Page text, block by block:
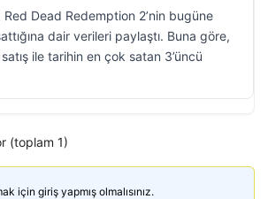
Red Dead Redemption 2’nin bugüne
dair verileri paylaştı. Buna göre,
ile tarihin en çok satan 3’üncü
(toplam 1)
için giriş yapmış olmalısınız.